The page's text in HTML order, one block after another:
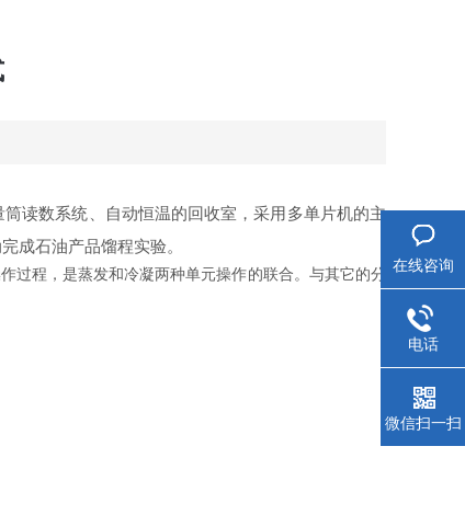
读数系统、自动恒温的回收室，采用多单片机的主
成石油产品馏程实验。
程，是蒸发和冷凝两种单元操作的联合。与其它的分
在线咨询
电话
微信扫一扫